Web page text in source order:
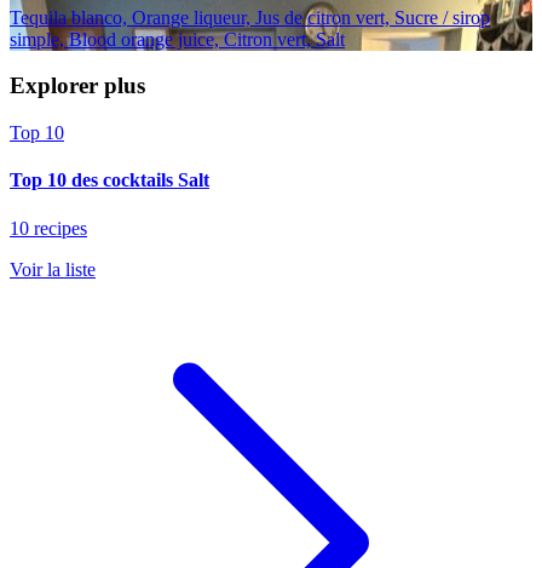
Tequila blanco, Orange liqueur, Jus de citron vert, Sucre / sirop
simple, Blood orange juice, Citron vert, Salt
Explorer plus
Top 10
Top 10 des cocktails Salt
10 recipes
Voir la liste